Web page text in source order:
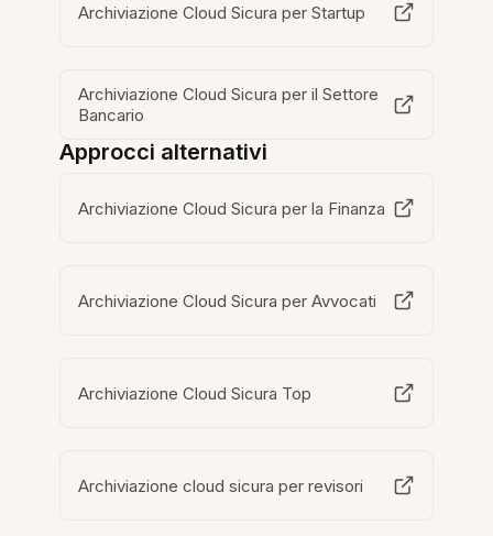
Archiviazione Cloud Sicura per Startup
Archiviazione Cloud Sicura per il Settore
Bancario
Approcci alternativi
Archiviazione Cloud Sicura per la Finanza
Archiviazione Cloud Sicura per Avvocati
Archiviazione Cloud Sicura Top
Archiviazione cloud sicura per revisori